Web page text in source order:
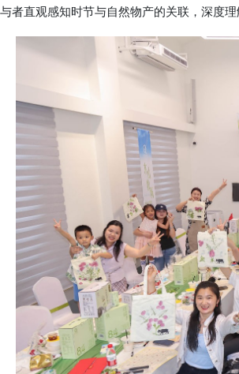
与者直观感知时节与自然物产的关联，深度